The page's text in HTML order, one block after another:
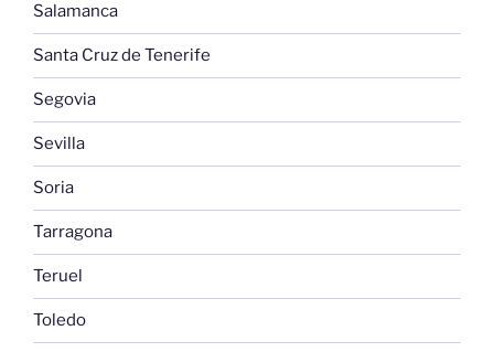
Salamanca
Santa Cruz de Tenerife
Segovia
Sevilla
Soria
Tarragona
Teruel
Toledo